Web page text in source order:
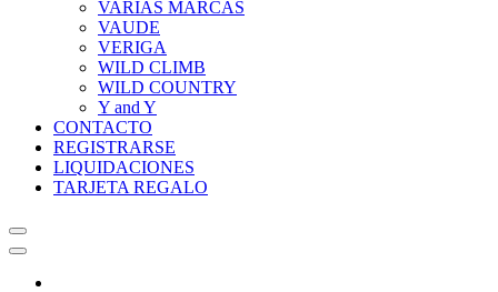
VARIAS MARCAS
VAUDE
VERIGA
WILD CLIMB
WILD COUNTRY
Y and Y
CONTACTO
REGISTRARSE
LIQUIDACIONES
TARJETA REGALO